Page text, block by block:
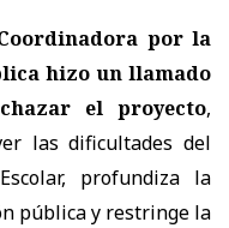
por la
hizo un llamado
el proyecto,
las dificultades del
profundiza la
pública y restringe la